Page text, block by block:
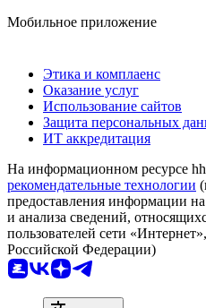
Мобильное приложение
Этика и комплаенс
Оказание услуг
Использование сайтов
Защита персональных
ИТ аккредитация
На информационном ресурсе
рекомендательные технологии
предоставления информации
и анализа сведений,
пользователей сети
Российской Федерации)